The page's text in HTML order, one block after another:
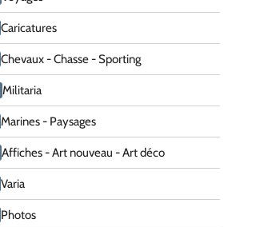
Caricatures
Chevaux - Chasse - Sporting
Militaria
Marines - Paysages
Affiches - Art nouveau - Art déco
Varia
Photos